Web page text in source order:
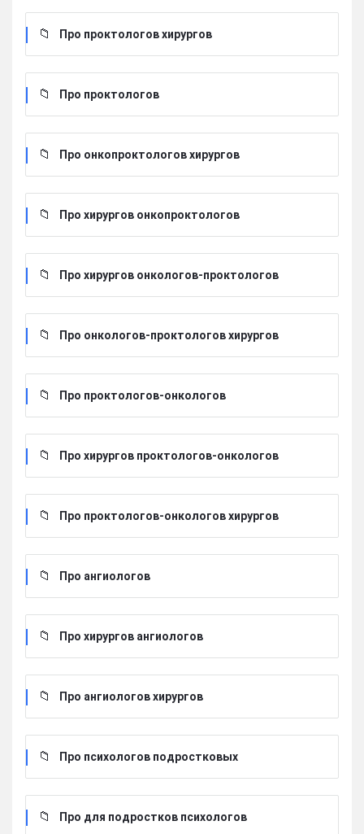
Про проктологов хирургов
Про проктологов
Про онкопроктологов хирургов
Про хирургов онкопроктологов
Про хирургов онкологов-проктологов
Про онкологов-проктологов хирургов
Про проктологов-онкологов
Про хирургов проктологов-онкологов
Про проктологов-онкологов хирургов
Про ангиологов
Про хирургов ангиологов
Про ангиологов хирургов
Про психологов подростковых
Про для подростков психологов